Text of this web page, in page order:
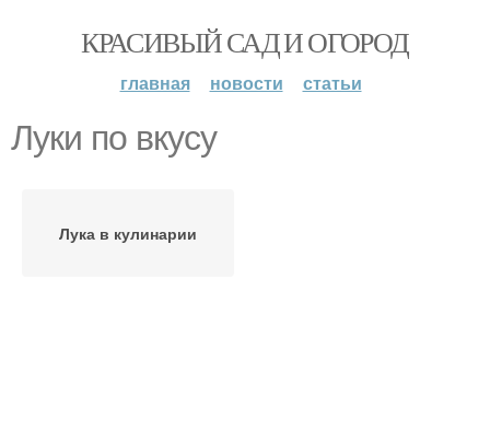
КРАСИВЫЙ САД И ОГОРОД
главная новости статьи
Луки по вкусу
Лука в кулинарии